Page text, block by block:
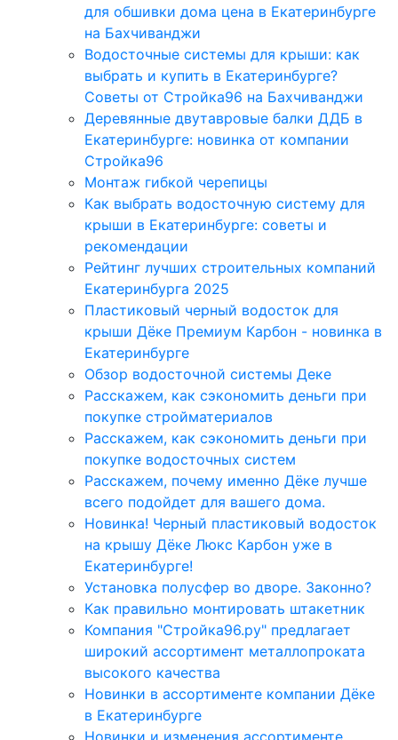
для обшивки дома цена в Екатеринбурге
на Бахчиванджи
Водосточные системы для крыши: как
выбрать и купить в Екатеринбурге?
Советы от Стройка96 на Бахчиванджи
Деревянные двутавровые балки ДДБ в
Екатеринбурге: новинка от компании
Стройка96
Монтаж гибкой черепицы
Как выбрать водосточную систему для
крыши в Екатеринбурге: советы и
рекомендации
Рейтинг лучших строительных компаний
Екатеринбурга 2025
Пластиковый черный водосток для
крыши Дёке Премиум Карбон - новинка в
Екатеринбурге
Обзор водосточной системы Деке
Расскажем, как сэкономить деньги при
покупке стройматериалов
Расскажем, как сэкономить деньги при
покупке водосточных систем
Расскажем, почему именно Дёке лучше
всего подойдет для вашего дома.
Новинка! Черный пластиковый водосток
на крышу Дёке Люкс Карбон уже в
Екатеринбурге!
Установка полусфер во дворе. Законно?
Как правильно монтировать штакетник
Компания "Стройка96.ру" предлагает
широкий ассортимент металлопроката
высокого качества
Новинки в ассортименте компании Дёке
в Екатеринбурге
Новинки и изменения ассортименте